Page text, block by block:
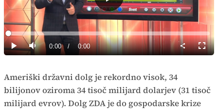
Predvajaj
Predvajaj
Tiho Current
0:00 / Duration
0:00
Loaded:
0%
način
Ameriški državni dolg je rekordno visok, 34
bilijonov oziroma 34 tisoč milijard dolarjev (31 tisoč
milijard evrov). Dolg ZDA je do gospodarske krize